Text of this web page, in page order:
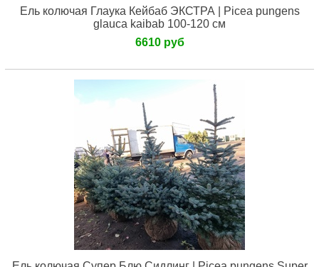
Ель колючая Глаука Кейбаб ЭКСТРА | Picea pungens
glauca kaibab 100-120 см
6610 руб